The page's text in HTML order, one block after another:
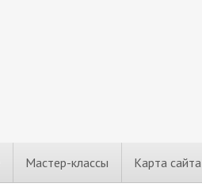
Мастер-классы Карта сайта